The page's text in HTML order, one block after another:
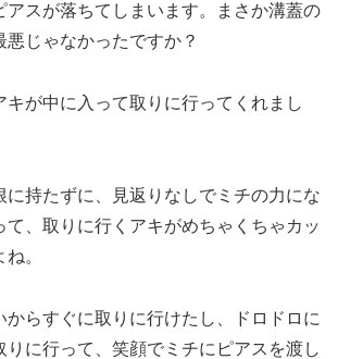
アスが落ちてしまいます。まさか溝蓋の
悪じゃなかったですか？
キが中に入って取りに行ってくれまし
に持たずに、見返りなしでミチの力にな
て、取りに行くアキがめちゃくちゃカッ
。
からすぐに取りに行けたし、ドロドロに
りに行って、笑顔でミチにピアスを渡し